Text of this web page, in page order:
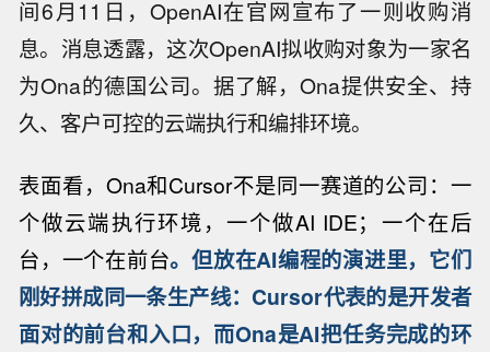
间6月11日，OpenAI在官网宣布了一则收购消
息。消息透露，这次OpenAI拟收购对象为一家名
为Ona的德国公司。据了解，Ona提供安全、持
久、客户可控的云端执行和编排环境。
表面看，Ona和Cursor不是同一赛道的公司：一
个做云端执行环境，一个做AI IDE；一个在后
台，一个在前台。但放在AI编程的演进里，它们
刚好拼成同一条生产线：Cursor代表的是开发者
面对的前台和入口，而Ona是AI把任务完成的环